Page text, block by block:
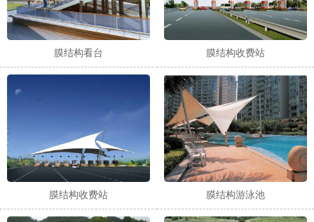
膜结构看台 膜结构收费站
膜结构收费站 膜结构游泳池